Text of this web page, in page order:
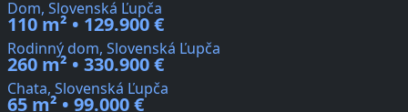
Dom, Slovenská Ľupča
110 m² • 129.900 €
Rodinný dom, Slovenská Ľupča
260 m² • 330.900 €
Chata, Slovenská Ľupča
65 m² • 99.000 €